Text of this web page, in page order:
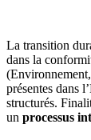
La transition
dans la
présentes dans
structurés.
un processus